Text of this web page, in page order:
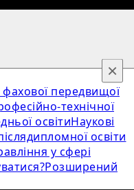
фахової передвищої
технічної
освітиНаукові
освіти
у сфері
Розширений
×